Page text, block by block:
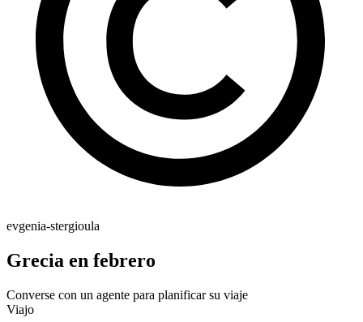
evgenia-stergioula
Grecia en febrero
Converse con un agente para planificar su viaje
Viajo